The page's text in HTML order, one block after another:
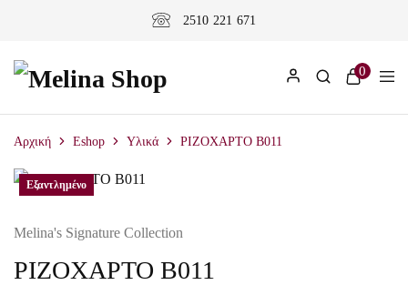
2510 221 671
0
Αρχική Eshop Υλικά ΡΙΖΟΧΑΡΤΟ B011
Melina's Signature Collection
ΡΙΖΟΧΑΡΤΟ B011
Εξαντλημένο
Εξαντλημένο